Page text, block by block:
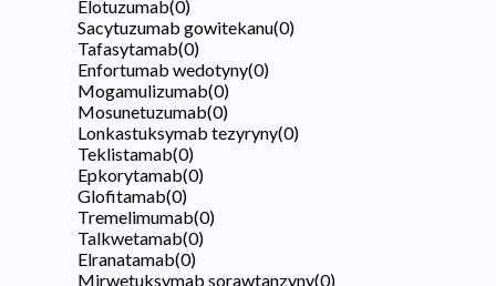
Elotuzumab(0)
Sacytuzumab gowitekanu(0)
Tafasytamab(0)
Enfortumab wedotyny(0)
Mogamulizumab(0)
Mosunetuzumab(0)
Lonkastuksymab tezyryny(0)
Teklistamab(0)
Epkorytamab(0)
Glofitamab(0)
Tremelimumab(0)
Talkwetamab(0)
Elranatamab(0)
Mirwetuksymab sorawtanzyny(0)